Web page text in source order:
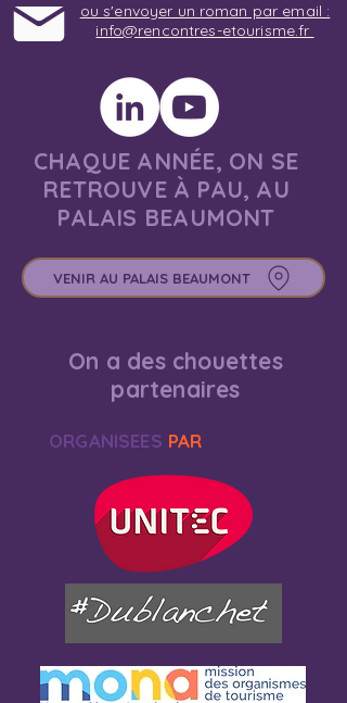
ou s'envoyer un roman par email :
info@rencontres-etourisme.fr
CHAQUE ANNÉE, ON SE
RETROUVE À PAU, AU
PALAIS BEAUMONT
VENIR AU PALAIS BEAUMONT
On a des chouettes
partenaires
ORGANISEES PAR